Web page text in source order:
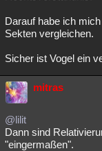
Darauf habe ich
Sekten vergleichen.
Sicher ist Vogel ein
mitras
@lilit
Dann sind
"eingermaßen".